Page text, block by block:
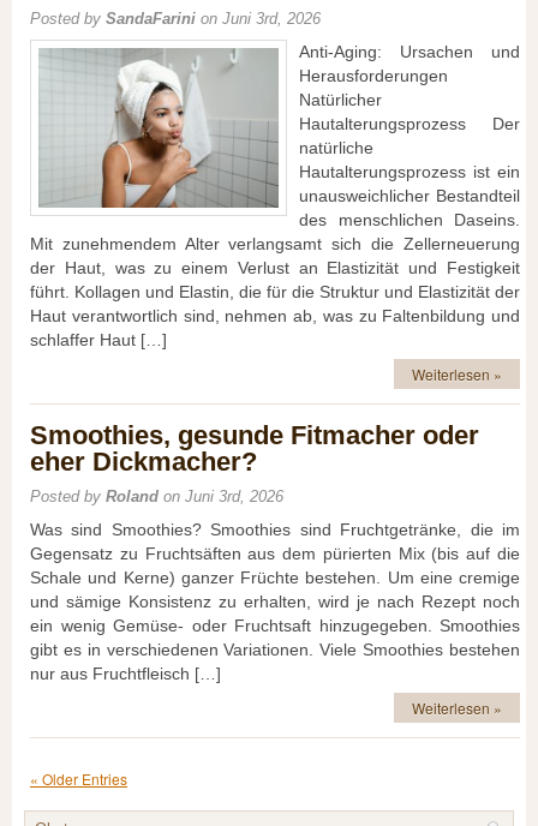
Posted by SandaFarini on Juni 3rd, 2026
Anti-Aging: Ursachen und
Herausforderungen
Natürlicher
Hautalterungsprozess Der
natürliche
Hautalterungsprozess ist ein
unausweichlicher Bestandteil
des menschlichen Daseins.
Mit zunehmendem Alter verlangsamt sich die Zellerneuerung
der Haut, was zu einem Verlust an Elastizität und Festigkeit
führt. Kollagen und Elastin, die für die Struktur und Elastizität der
Haut verantwortlich sind, nehmen ab, was zu Faltenbildung und
schlaffer Haut […]
Weiterlesen »
Smoothies, gesunde Fitmacher oder
eher Dickmacher?
Posted by Roland on Juni 3rd, 2026
Was sind Smoothies? Smoothies sind Fruchtgetränke, die im
Gegensatz zu Fruchtsäften aus dem pürierten Mix (bis auf die
Schale und Kerne) ganzer Früchte bestehen. Um eine cremige
und sämige Konsistenz zu erhalten, wird je nach Rezept noch
ein wenig Gemüse- oder Fruchtsaft hinzugegeben. Smoothies
gibt es in verschiedenen Variationen. Viele Smoothies bestehen
nur aus Fruchtfleisch […]
Weiterlesen »
« Older Entries